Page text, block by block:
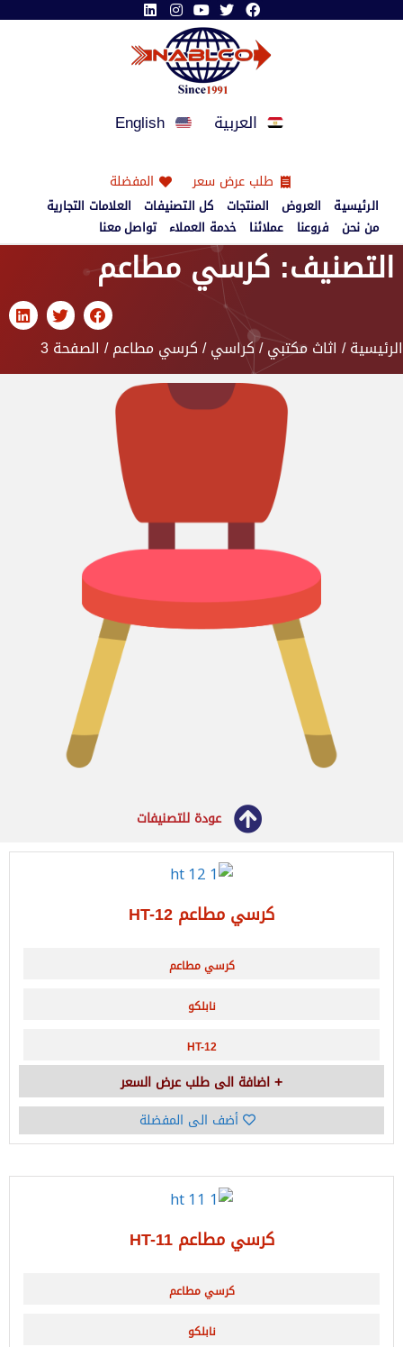
العربية English
طلب عرض سعر المفضلة
الرئيسية العروض المنتجات كل التصنيفات
العلامات التجارية
من نحن فروعنا عملائنا خدمة العملاء تواصل معنا
التصنيف: كرسي مطاعم
الرئيسية/ اثاث مكتبي/كراسي/ كرسي مطاعم/ الصفحة 3
عودة للتصنيفات
كرسي مطاعم HT-12
كرسي مطاعم
نابلكو
HT-12
اضافة الى طلب عرض السعر
أضف الى المفضلة
كرسي مطاعم HT-11
كرسي مطاعم
نابلكو